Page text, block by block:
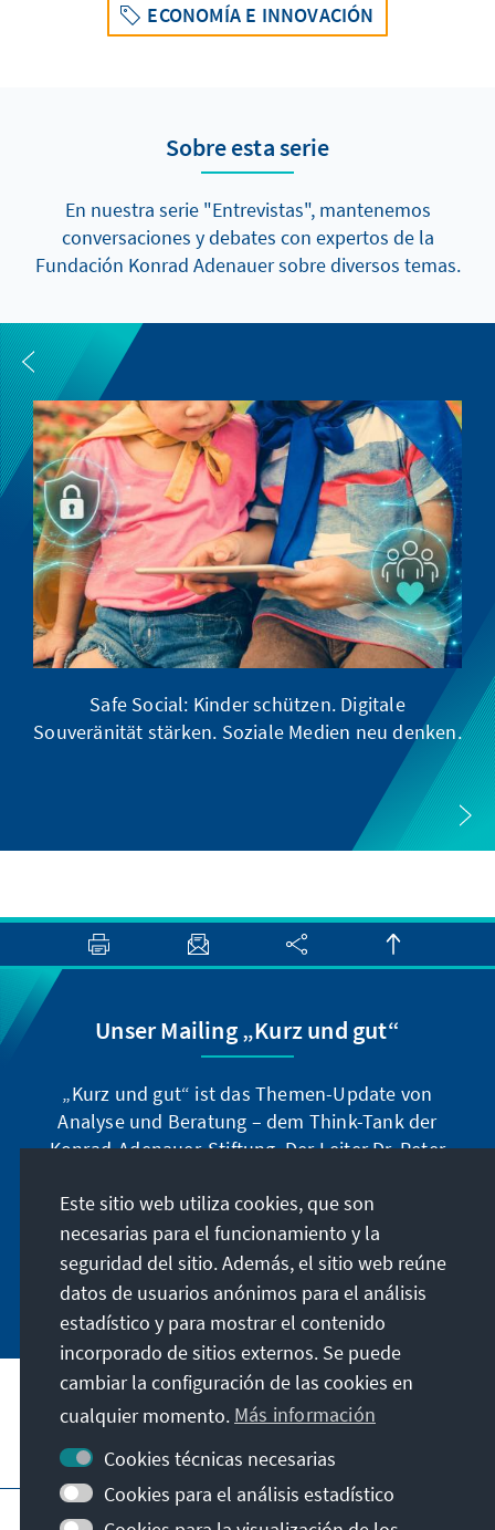
ECONOMÍA E INNOVACIÓN
Sobre esta serie
En nuestra serie "Entrevistas", mantenemos
conversaciones y debates con expertos de la
Fundación Konrad Adenauer sobre diversos temas.
Safe Social: Kinder schützen. Digitale
Souveränität stärken. Soziale Medien neu denken.
Unser Mailing „Kurz und gut“
„Kurz und gut“ ist das Themen-Update von
Analyse und Beratung – dem Think-Tank der
Konrad-Adenauer-Stiftung. Der Leiter Dr. Peter
Abständen in aller Kürze über Themen, die wir
für unsere nahe Zukunft für wichtig halten.
Jetzt abonnieren
Visita también
Pie de imprenta
Este sitio web utiliza cookies, que son
necesarias para el funcionamiento y la
seguridad del sitio. Además, el sitio web reúne
datos de usuarios anónimos para el análisis
estadístico y para mostrar el contenido
incorporado de sitios externos. Se puede
cambiar la configuración de las cookies en
cualquier momento. Más información
Cookies técnicas necesarias
Cookies para el análisis estadístico